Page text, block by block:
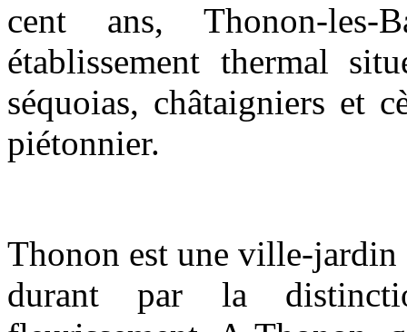
cent ans, Thonon-les-
établissement thermal
séquoias, châtaigniers et
piétonnier.
Thonon est une ville-jardin
durant par la